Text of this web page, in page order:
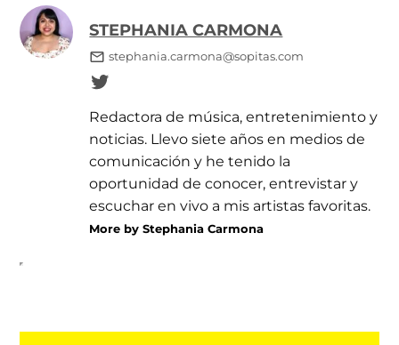
STEPHANIA CARMONA
stephania.carmona@sopitas.com
Redactora de música, entretenimiento y
noticias. Llevo siete años en medios de
comunicación y he tenido la
oportunidad de conocer, entrevistar y
escuchar en vivo a mis artistas favoritas.
More by Stephania Carmona